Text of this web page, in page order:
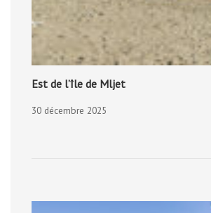
Est de l’île de Mljet
30 décembre 2025